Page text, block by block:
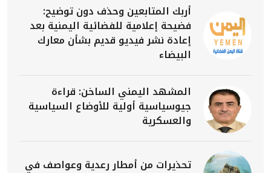
أربك المتابعين وحذف دون توضيح:
فضيحة إعلامية للفضائية اليمنية بعد
إعادة نشر فيديو قديم بشأن معارك
البيضاء
المشهد اليمني الساخن: قراءة
جيوسياسية أولية للأوضاع السياسية
والعسكرية
تحذيرات من أمطار رعدية وعواصف في